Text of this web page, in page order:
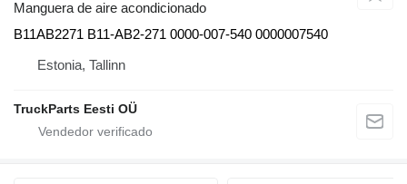
Manguera de aire acondicionado
B11AB2271 B11-AB2-271 0000-007-540 0000007540
Estonia, Tallinn
TruckParts Eesti OÜ